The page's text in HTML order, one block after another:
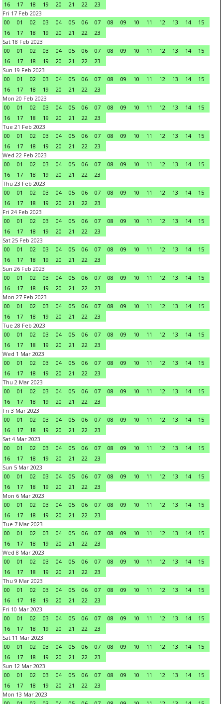
16
17 18 19 20 21 22
23
Fri 17 Feb 2023
00
01 02 03 04 05 06 07 08 09 10 11 12 13 14
15
16
17 18 19 20 21 22
23
Sat 18 Feb 2023
00
01 02 03 04 05 06 07 08 09 10 11 12 13 14
15
16
17 18 19 20 21 22
23
Sun 19 Feb 2023
00
01 02 03 04 05 06 07 08 09 10 11 12 13 14
15
16
17 18 19 20 21 22
23
Mon 20 Feb 2023
00
01 02 03 04 05 06 07 08 09 10 11 12 13 14
15
16
17 18 19 20 21 22
23
Tue 21 Feb 2023
00
01 02 03 04 05 06 07 08 09 10 11 12 13 14
15
16
17 18 19 20 21 22
23
Wed 22 Feb 2023
00
01 02 03 04 05 06 07 08 09 10 11 12 13 14
15
16
17 18 19 20 21 22
23
Thu 23 Feb 2023
00
01 02 03 04 05 06 07 08 09 10 11 12 13 14
15
16
17 18 19 20 21 22
23
Fri 24 Feb 2023
00
01 02 03 04 05 06 07 08 09 10 11 12 13 14
15
16
17 18 19 20 21 22
23
Sat 25 Feb 2023
00
01 02 03 04 05 06 07 08 09 10 11 12 13 14
15
16
17 18 19 20 21 22
23
Sun 26 Feb 2023
00
01 02 03 04 05 06 07 08 09 10 11 12 13 14
15
16
17 18 19 20 21 22
23
Mon 27 Feb 2023
00
01 02 03 04 05 06 07 08 09 10 11 12 13 14
15
16
17 18 19 20 21 22
23
Tue 28 Feb 2023
00
01 02 03 04 05 06 07 08 09 10 11 12 13 14
15
16
17 18 19 20 21 22
23
Wed 1 Mar 2023
00
01 02 03 04 05 06 07 08 09 10 11 12 13 14
15
16
17 18 19 20 21 22
23
Thu 2 Mar 2023
00
01 02 03 04 05 06 07 08 09 10 11 12 13 14
15
16
17 18 19 20 21 22
23
Fri 3 Mar 2023
00
01 02 03 04 05 06 07 08 09 10 11 12 13 14
15
16
17 18 19 20 21 22
23
Sat 4 Mar 2023
00
01 02 03 04 05 06 07 08 09 10 11 12 13 14
15
16
17 18 19 20 21 22
23
Sun 5 Mar 2023
00
01 02 03 04 05 06 07 08 09 10 11 12 13 14
15
16
17 18 19 20 21 22
23
Mon 6 Mar 2023
00
01 02 03 04 05 06 07 08 09 10 11 12 13 14
15
16
17 18 19 20 21 22
23
Tue 7 Mar 2023
00
01 02 03 04 05 06 07 08 09 10 11 12 13 14
15
16
17 18 19 20 21 22
23
Wed 8 Mar 2023
00
01 02 03 04 05 06 07 08 09 10 11 12 13 14
15
16
17 18 19 20 21 22
23
Thu 9 Mar 2023
00
01 02 03 04 05 06 07 08 09 10 11 12 13 14
15
16
17 18 19 20 21 22
23
Fri 10 Mar 2023
00
01 02 03 04 05 06 07 08 09 10 11 12 13 14
15
16
17 18 19 20 21 22
23
Sat 11 Mar 2023
00
01 02 03 04 05 06 07 08 09 10 11 12 13 14
15
16
17 18 19 20 21 22
23
Sun 12 Mar 2023
00
01 02 03 04 05 06 07 08 09 10 11 12 13 14
15
16
17 18 19 20 21 22
23
Mon 13 Mar 2023